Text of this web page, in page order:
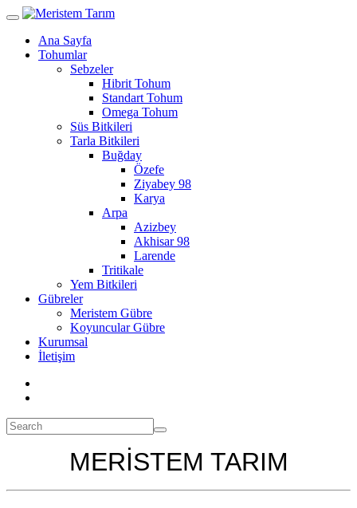
Ana Sayfa
Tohumlar
Sebzeler
Hibrit Tohum
Standart Tohum
Omega Tohum
Süs Bitkileri
Tarla Bitkileri
Buğday
Özefe
Ziyabey 98
Karya
Arpa
Azizbey
Akhisar 98
Larende
Tritikale
Yem Bitkileri
Gübreler
Meristem Gübre
Koyuncular Gübre
Kurumsal
İletişim
MERİSTEM TARIM